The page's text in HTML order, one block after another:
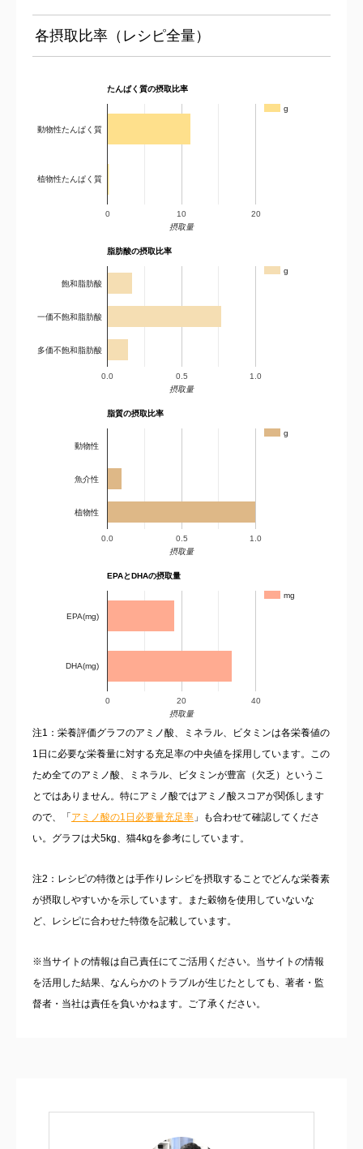
各摂取比率（レシピ全量）
たんぱく質の摂取比率
g
0 10 20
動物性たんぱく質
植物性たんぱく質
摂取量
脂肪酸の摂取比率
g
0.0 0.5 1.0
飽和脂肪酸
一価不飽和脂肪酸
多価不飽和脂肪酸
摂取量
脂質の摂取比率
g
0.0 0.5 1.0
動物性
魚介性
植物性
摂取量
EPAとDHAの摂取量
mg
0 20 40
EPA(mg)
DHA(mg)
摂取量
注1：栄養評価グラフのアミノ酸、ミネラル、ビタミンは各栄養値の
1日に必要な栄養量に対する充足率の中央値を採用しています。この
ため全てのアミノ酸、ミネラル、ビタミンが豊富（欠乏）というこ
とではありません。特にアミノ酸ではアミノ酸スコアが関係します
ので、「アミノ酸の1日必要量充足率 」も合わせて確認してくださ
い。グラフは犬5kg、猫4kgを参考にしています。
注2：レシピの特徴とは手作りレシピを摂取することでどんな栄養素
が摂取しやすいかを示しています。また穀物を使用していないな
ど、レシピに合わせた特徴を記載しています。
※当サイトの情報は自己責任にてご活用ください。当サイトの情報
を活用した結果、なんらかのトラブルが生じたとしても、著者・監
督者・当社は責任を負いかねます。ご了承ください。